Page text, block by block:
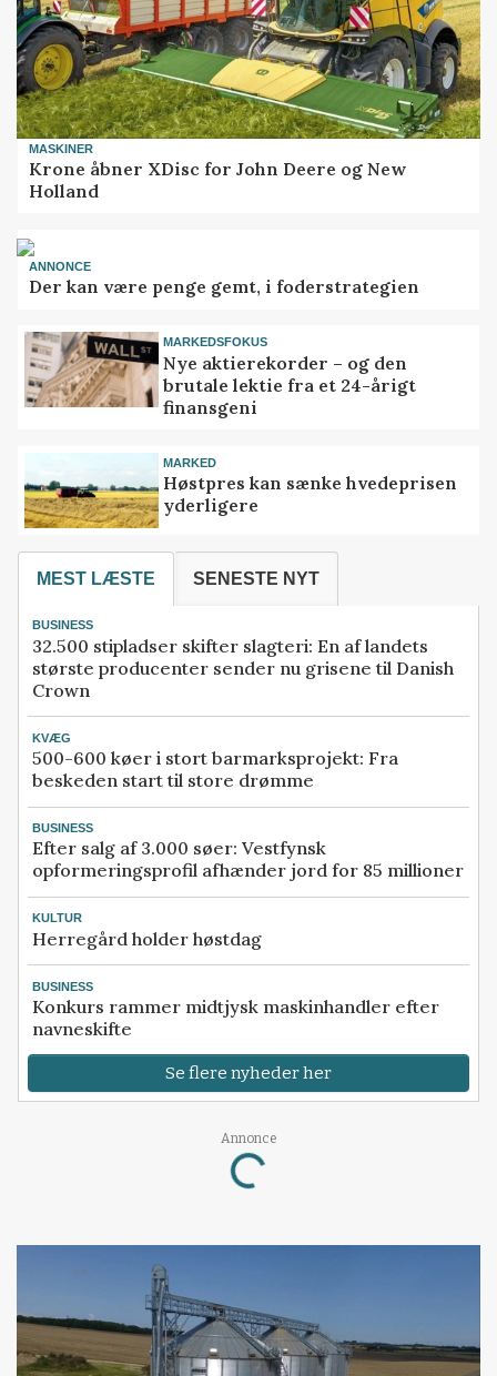
MASKINER
Krone åbner XDisc for John Deere og New
Holland
ANNONCE
Der kan være penge gemt, i foderstrategien
MARKEDSFOKUS
Nye aktierekorder – og den
brutale lektie fra et 24-årigt
finansgeni
MARKED
Høstpres kan sænke hvedeprisen
yderligere
MEST LÆSTE SENESTE NYT
BUSINESS
32.500 stipladser skifter slagteri: En af landets
største producenter sender nu grisene til Danish
Crown
KVÆG
500-600 køer i stort barmarksprojekt: Fra
beskeden start til store drømme
BUSINESS
Efter salg af 3.000 søer: Vestfynsk
opformeringsprofil afhænder jord for 85 millioner
KULTUR
Herregård holder høstdag
BUSINESS
Konkurs rammer midtjysk maskinhandler efter
navneskifte
Se flere nyheder her
Annonce
Loading...